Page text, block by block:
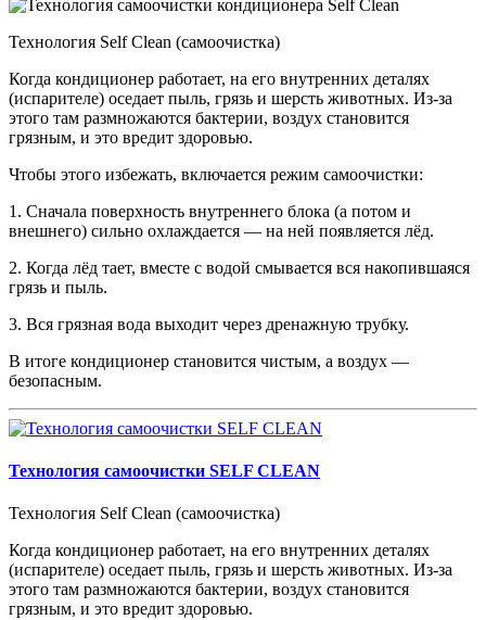
Технология Self Clean (самоочистка)
Когда кондиционер работает, на его внутренних деталях
(испарителе) оседает пыль, грязь и шерсть животных. Из-за
этого там размножаются бактерии, воздух становится
грязным, и это вредит здоровью.
Чтобы этого избежать, включается режим самоочистки:
1. Сначала поверхность внутреннего блока (а потом и
внешнего) сильно охлаждается — на ней появляется лёд.
2. Когда лёд тает, вместе с водой смывается вся накопившаяся
грязь и пыль.
3. Вся грязная вода выходит через дренажную трубку.
В итоге кондиционер становится чистым, а воздух —
безопасным.
Технология самоочистки SELF CLEAN
Технология Self Clean (самоочистка)
Когда кондиционер работает, на его внутренних деталях
(испарителе) оседает пыль, грязь и шерсть животных. Из-за
этого там размножаются бактерии, воздух становится
грязным, и это вредит здоровью.